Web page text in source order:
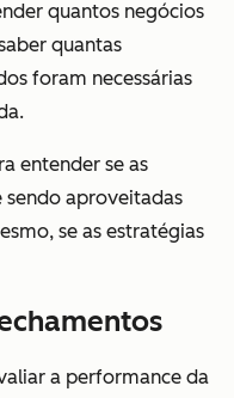
quantos negócios
quantas
foram necessárias
entender se as
aproveitadas
se as estratégias
a performance da